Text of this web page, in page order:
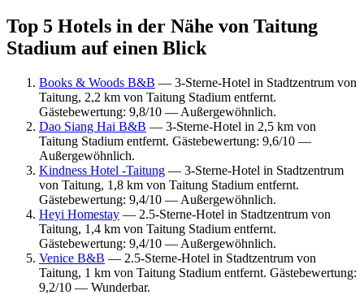
Top 5 Hotels in der Nähe von Taitung
Stadium auf einen Blick
Books & Woods B&B — 3-Sterne-Hotel in Stadtzentrum von
Taitung, 2,2 km von Taitung Stadium entfernt.
Gästebewertung: 9,8/10 — Außergewöhnlich.
Dao Siang Hai B&B — 3-Sterne-Hotel in 2,5 km von
Taitung Stadium entfernt. Gästebewertung: 9,6/10 —
Außergewöhnlich.
Kindness Hotel -Taitung — 3-Sterne-Hotel in Stadtzentrum
von Taitung, 1,8 km von Taitung Stadium entfernt.
Gästebewertung: 9,4/10 — Außergewöhnlich.
Heyi Homestay — 2.5-Sterne-Hotel in Stadtzentrum von
Taitung, 1,4 km von Taitung Stadium entfernt.
Gästebewertung: 9,4/10 — Außergewöhnlich.
Venice B&B — 2.5-Sterne-Hotel in Stadtzentrum von
Taitung, 1 km von Taitung Stadium entfernt. Gästebewertung:
9,2/10 — Wunderbar.